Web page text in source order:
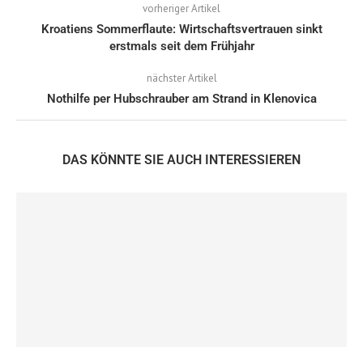
vorheriger Artikel
Kroatiens Sommerflaute: Wirtschaftsvertrauen sinkt
erstmals seit dem Frühjahr
nächster Artikel
Nothilfe per Hubschrauber am Strand in Klenovica
DAS KÖNNTE SIE AUCH INTERESSIEREN